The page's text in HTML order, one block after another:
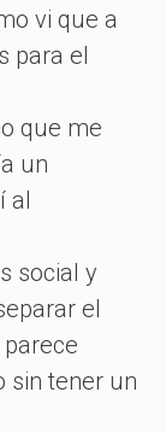
vi que a
para el
que me
un
al
social y
el
sin tener un